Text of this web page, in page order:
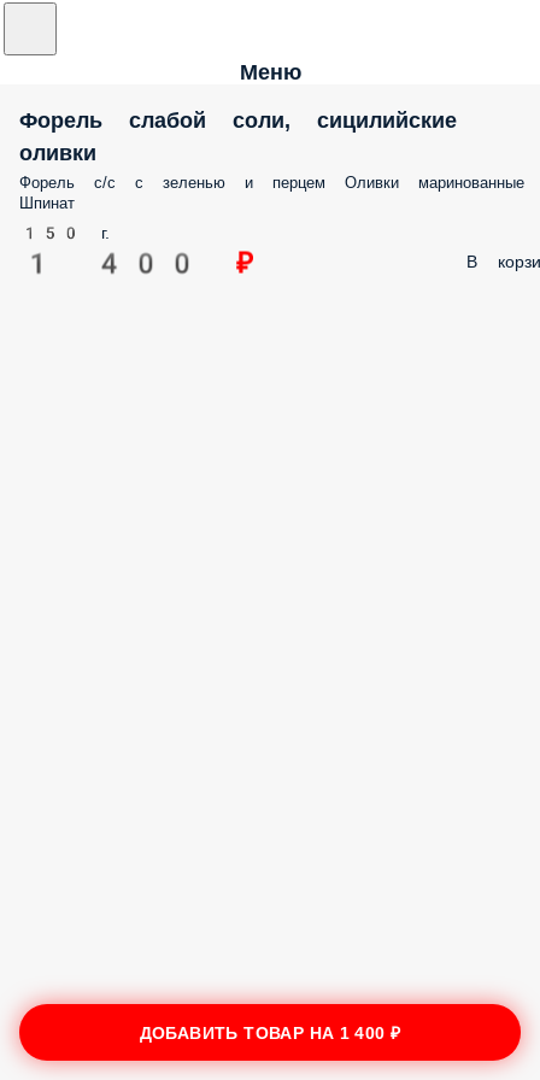
Меню
Форель слабой соли, сицилийские
оливки
Форель с/с с зеленью и перцем Оливки маринованные
Шпинат
150 г.
1 400 ₽ В
ДОБАВИТЬ ТОВАР НА 1 400 ₽